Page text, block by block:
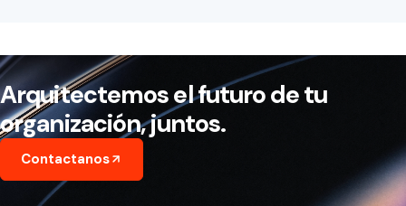
Arquitectemos el futuro de tu
organización, juntos.
Contactanos